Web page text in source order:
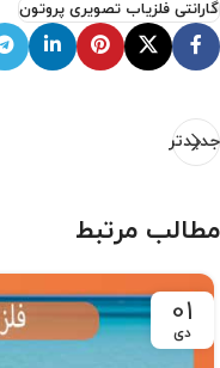
گارانتی فلزیاب تصویری پروتون
جدیدتر
مطالب مرتبط
01
دی